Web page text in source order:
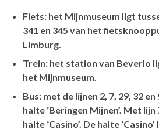
Fiets: het Mijnmuseum ligt
341 en 345 van het
Limburg.
Trein: het station van Beverlo
het Mijnmuseum.
Bus: met de lijnen 2, 7, 29, 32
halte ‘Beringen Mijnen’. Met
halte ‘Casino’. De halte